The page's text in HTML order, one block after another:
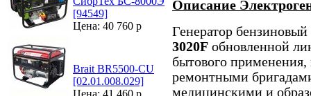
[94549]
Цена: 40 760 р
Brait BR5500-CU
[02.01.008.029]
Цена: 41 460 р
Описание
Генератор бензиновый
3020F обновленной
бытового
ремонтными
медицинскими и